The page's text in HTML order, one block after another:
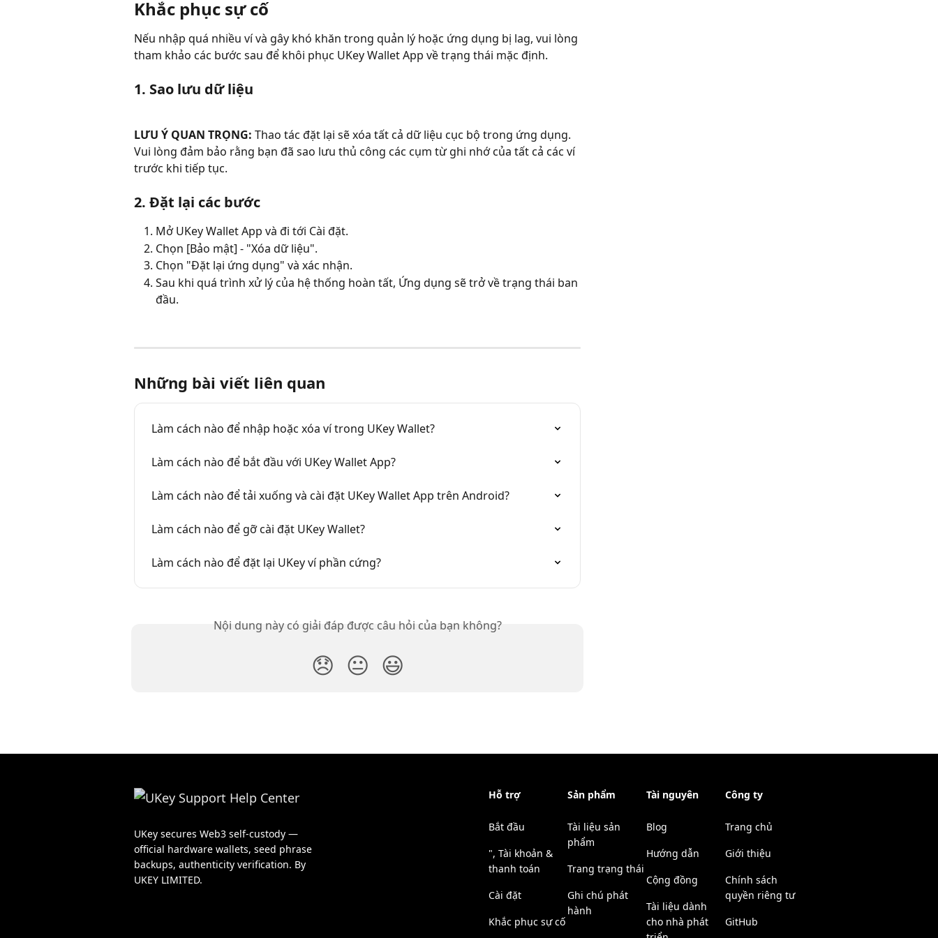
Khắc phục sự cố
Nếu nhập quá nhiều ví và gây khó khăn trong quản lý hoặc ứng dụng bị lag, vui lòng
tham khảo các bước sau để khôi phục UKey Wallet App về trạng thái mặc định.
1. Sao lưu dữ liệu
LƯU Ý QUAN TRỌNG: Thao tác đặt lại sẽ xóa tất cả dữ liệu cục bộ trong ứng dụng.
Vui lòng đảm bảo rằng bạn đã sao lưu thủ công các cụm từ ghi nhớ của tất cả các ví
trước khi tiếp tục.
2. Đặt lại các bước
Mở UKey Wallet App và đi tới Cài đặt.
Chọn [Bảo mật] - "Xóa dữ liệu".
Chọn "Đặt lại ứng dụng" và xác nhận.
Sau khi quá trình xử lý của hệ thống hoàn tất, Ứng dụng sẽ trở về trạng thái ban
đầu.
Những bài viết liên quan
Làm cách nào để nhập hoặc xóa ví trong UKey Wallet?
Làm cách nào để bắt đầu với UKey Wallet App?
Làm cách nào để tải xuống và cài đặt UKey Wallet App trên Android?
Làm cách nào để gỡ cài đặt UKey Wallet?
Làm cách nào để đặt lại UKey ví phần cứng?
Nội dung này có giải đáp được câu hỏi của bạn không?
😞 😐 😃
UKey secures Web3 self-custody —
official hardware wallets, seed phrase
backups, authenticity verification. By
UKEY LIMITED.
Hỗ trợ
Bắt đầu
", Tài khoản &
thanh toán
Cài đặt
Khắc phục sự cố
Sản phẩm
Tài liệu sản
phẩm
Trang trạng thái
Ghi chú phát
hành
Tài nguyên
Blog
Hướng dẫn
Cộng đồng
Tài liệu dành
cho nhà phát
Công ty
Trang chủ
Giới thiệu
Chính sách
quyền riêng tư
GitHub